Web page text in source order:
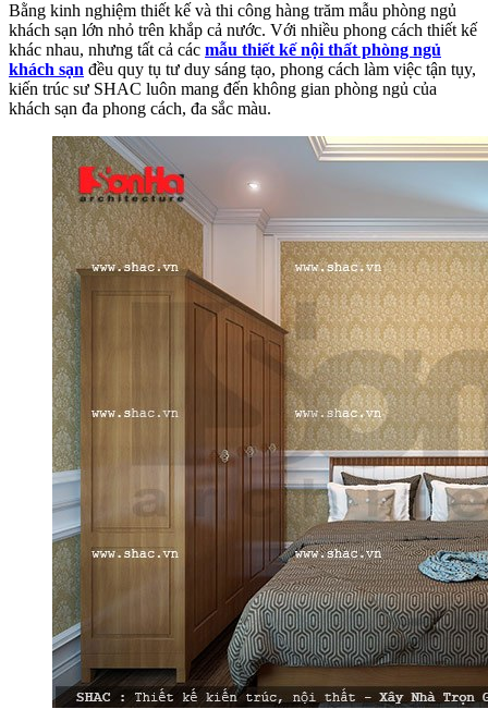
Bằng kinh nghiệm thiết kế và thi công hàng trăm mẫu phòng ngủ
khách sạn lớn nhỏ trên khắp cả nước. Với nhiều phong cách thiết kế
khác nhau, nhưng tất cả các mẫu thiết kế nội thất phòng ngủ
khách sạn đều quy tụ tư duy sáng tạo, phong cách làm việc tận tụy,
kiến trúc sư SHAC luôn mang đến không gian phòng ngủ của
khách sạn đa phong cách, đa sắc màu.